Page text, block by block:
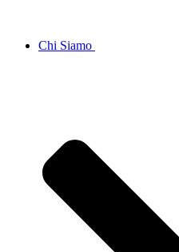
Chi Siamo